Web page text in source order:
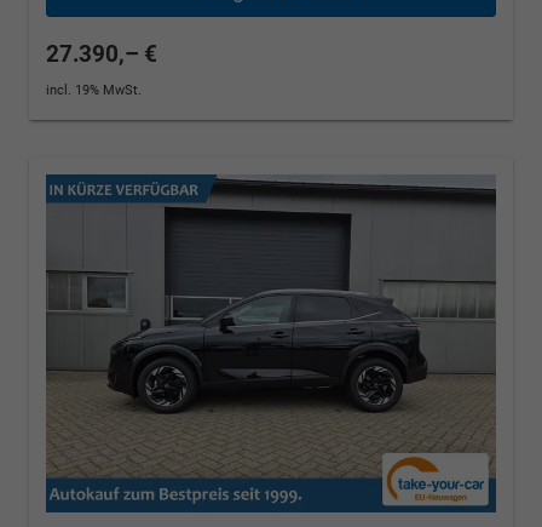
27.390,– €
incl. 19% MwSt.